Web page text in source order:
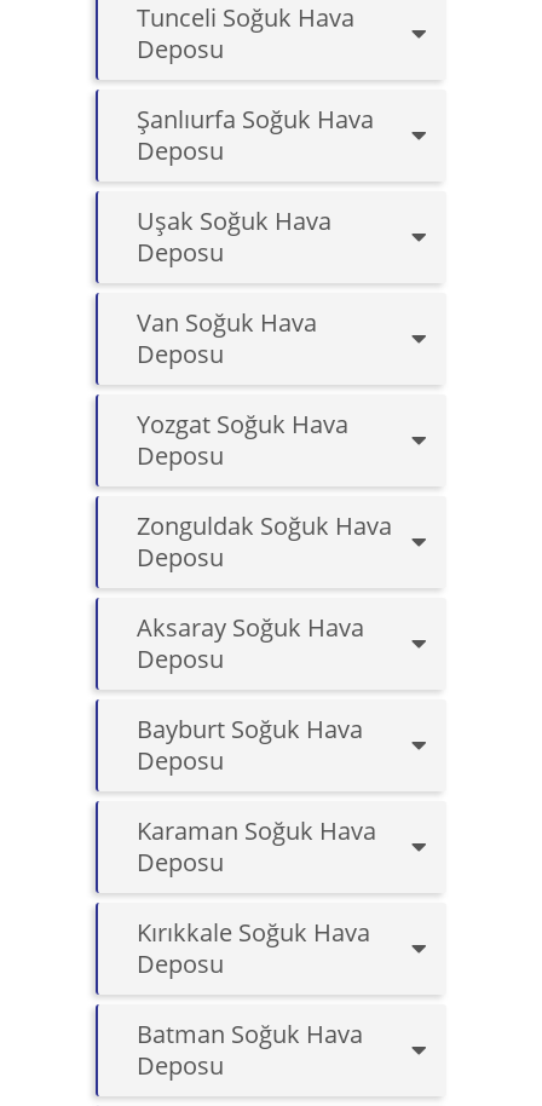
Tunceli Soğuk Hava
Deposu
Şanlıurfa Soğuk Hava
Deposu
Uşak Soğuk Hava
Deposu
Van Soğuk Hava
Deposu
Yozgat Soğuk Hava
Deposu
Zonguldak Soğuk Hava
Deposu
Aksaray Soğuk Hava
Deposu
Bayburt Soğuk Hava
Deposu
Karaman Soğuk Hava
Deposu
Kırıkkale Soğuk Hava
Deposu
Batman Soğuk Hava
Deposu